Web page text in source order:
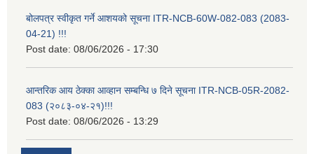
बोलपत्र स्वीकृत गर्ने आशयको सूचना ITR-NCB-60W-082-083 (2083-
04-21) !!!
Post date: 08/06/2026 - 17:30
आन्तरिक आय ठेक्का आव्हान सम्बन्धि ७ दिने सूचना ITR-NCB-05R-2082-
083 (२०८३-०४-२१)!!!
Post date: 08/06/2026 - 13:29